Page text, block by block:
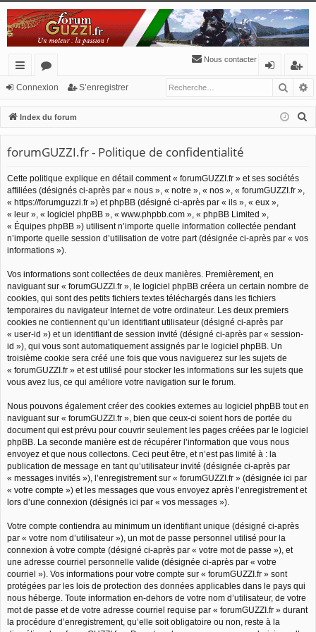
cc
ès
ra
pi
de
or
u
m
s
Nous contacter
n
ne
o
n
’e
nr
eg
re
r
Connexion S’enregistrer
Index du forum
forumGUZZI.fr - Politique de confidentialité
Cette politique explique en détail comment « forumGUZZI.fr » et ses sociétés
affiliées (désignés ci-après par « nous », « notre », « nos », « forumGUZZI.fr »,
« https://forumguzzi.fr ») et phpBB (désigné ci-après par « ils », « eux »,
« leur », « logiciel phpBB », « www.phpbb.com », « phpBB Limited »,
« Équipes phpBB ») utilisent n’importe quelle information collectée pendant
n’importe quelle session d’utilisation de votre part (désignée ci-après par « vos
informations »).
Vos informations sont collectées de deux manières. Premièrement, en
naviguant sur « forumGUZZI.fr », le logiciel phpBB créera un certain nombre de
cookies, qui sont des petits fichiers textes téléchargés dans les fichiers
temporaires du navigateur Internet de votre ordinateur. Les deux premiers
cookies ne contiennent qu’un identifiant utilisateur (désigné ci-après par
« user-id ») et un identifiant de session invité (désigné ci-après par « session-
id »), qui vous sont automatiquement assignés par le logiciel phpBB. Un
troisième cookie sera créé une fois que vous naviguerez sur les sujets de
« forumGUZZI.fr » et est utilisé pour stocker les informations sur les sujets que
vous avez lus, ce qui améliore votre navigation sur le forum.
Nous pouvons également créer des cookies externes au logiciel phpBB tout en
naviguant sur « forumGUZZI.fr », bien que ceux-ci soient hors de portée du
document qui est prévu pour couvrir seulement les pages créées par le logiciel
phpBB. La seconde manière est de récupérer l’information que vous nous
envoyez et que nous collectons. Ceci peut être, et n’est pas limité à : la
publication de message en tant qu’utilisateur invité (désignée ci-après par
« messages invités »), l’enregistrement sur « forumGUZZI.fr » (désignée ici par
« votre compte ») et les messages que vous envoyez après l’enregistrement et
lors d’une connexion (désignés ici par « vos messages »).
Votre compte contiendra au minimum un identifiant unique (désigné ci-après
par « votre nom d’utilisateur »), un mot de passe personnel utilisé pour la
connexion à votre compte (désigné ci-après par « votre mot de passe »), et
une adresse courriel personnelle valide (désignée ci-après par « votre
courriel »). Vos informations pour votre compte sur « forumGUZZI.fr » sont
protégées par les lois de protection des données applicables dans le pays qui
nous héberge. Toute information en-dehors de votre nom d’utilisateur, de votre
mot de passe et de votre adresse courriel requise par « forumGUZZI.fr » durant
la procédure d’enregistrement, qu’elle soit obligatoire ou non, reste à la